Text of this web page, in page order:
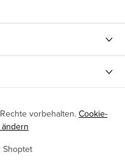
Shoptet
vorbehalten. Cookie-